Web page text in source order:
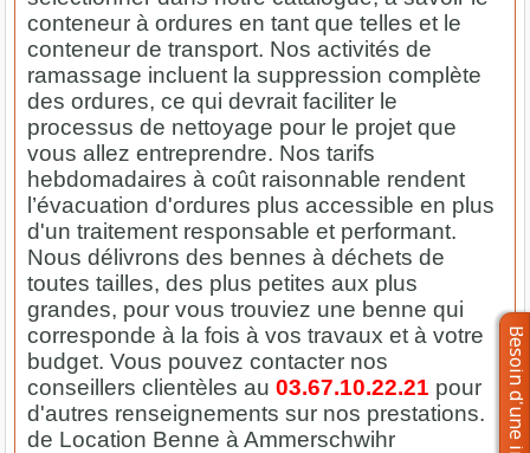
conteneur à ordures en tant que telles et le
conteneur de transport. Nos activités de
ramassage incluent la suppression complète
des ordures, ce qui devrait faciliter le
processus de nettoyage pour le projet que
vous allez entreprendre. Nos tarifs
hebdomadaires à coût raisonnable rendent
l’évacuation d'ordures plus accessible en plus
d'un traitement responsable et performant.
Nous délivrons des bennes à déchets de
toutes tailles, des plus petites aux plus
grandes, pour vous trouviez une benne qui
corresponde à la fois à vos travaux et à votre
budget. Vous pouvez contacter nos
conseillers clientèles au03.67.10.22.21 pour
d'autres renseignements sur nos prestations.
de Location Benne à Ammerschwihr